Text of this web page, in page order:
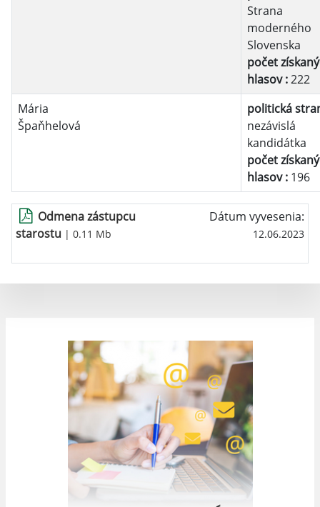
Strana
moderného
Slovenska
počet
hlasov :222
Mária
Špaňhelová
politická
nezávislá
kandidátka
počet
hlasov : 196
Odmena zástupcu
starostu | 0.11 Mb
Dátum vyvesenia:
12.06.2023